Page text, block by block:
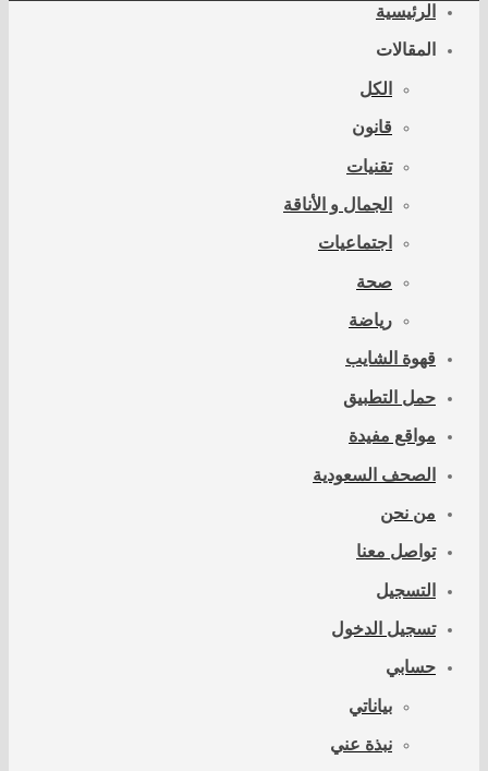
الرئيسية
المقالات
الكل
قانون
تقنيات
الجمال و الأناقة
اجتماعيات
صحة
رياضة
قهوة الشايب
حمل التطبيق
مواقع مفيدة
الصحف السعودية
من نحن
تواصل معنا
التسجيل
تسجيل الدخول
حسابي
بياناتي
نبذة عني